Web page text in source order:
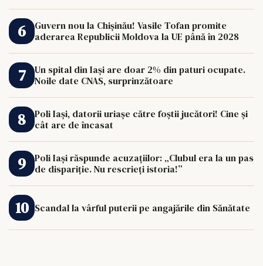
Guvern nou la Chișinău! Vasile Tofan promite
aderarea Republicii Moldova la UE până în 2028
Un spital din Iași are doar 2% din paturi ocupate.
Noile date CNAS, surprinzătoare
Poli Iași, datorii uriașe către foștii jucători! Cine și
cât are de încasat
Poli Iași răspunde acuzațiilor: „Clubul era la un pas
de dispariție. Nu rescrieți istoria!”
Scandal la vârful puterii pe angajările din Sănătate